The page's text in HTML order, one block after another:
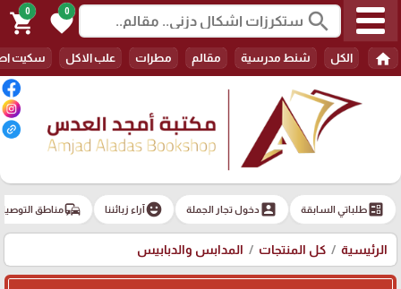
search
0
favorite
0
shopping_cart
home الكل شنط مدرسية مقالم مطرات علب الاكل سكيت
ballotطلباتي السابقة account_boxدخول تجار الجملة emoji_emotionsآراء زبائننا commuteمناطق
الرئيسية كل المنتجات المدابس والدبابيس